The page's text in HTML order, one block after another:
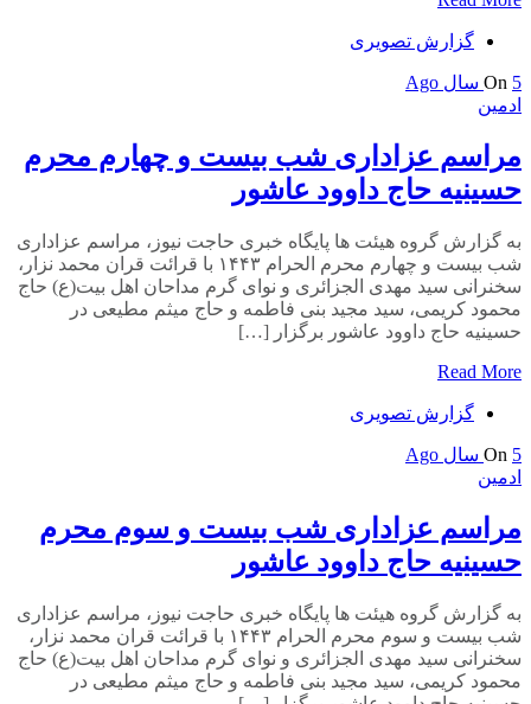
گزارش تصویری
On 5 سال Ago
ادمین
مراسم عزاداری شب بیست و چهارم محرم
حسینیه حاج داوود عاشور
به گزارش گروه هیئت ها پایگاه خبری حاجت نیوز، مراسم عزاداری
شب بیست و چهارم محرم الحرام ۱۴۴۳ با قرائت قران محمد نزار،
سخنرانی سید مهدی الجزائری و نوای گرم مداحان اهل بیت(ع) حاج
محمود کریمی، سید مجید بنی فاطمه و حاج میثم مطیعی در
حسینیه حاج داوود عاشور برگزار […]
Read More
گزارش تصویری
On 5 سال Ago
ادمین
مراسم عزاداری شب بیست و سوم محرم
حسینیه حاج داوود عاشور
به گزارش گروه هیئت ها پایگاه خبری حاجت نیوز، مراسم عزاداری
شب بیست و سوم محرم الحرام ۱۴۴۳ با قرائت قران محمد نزار،
سخنرانی سید مهدی الجزائری و نوای گرم مداحان اهل بیت(ع) حاج
محمود کریمی، سید مجید بنی فاطمه و حاج میثم مطیعی در